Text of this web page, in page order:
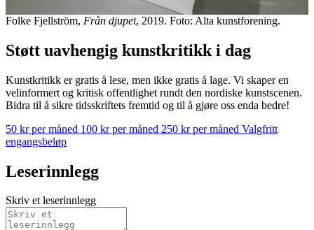
Folke Fjellström, Från djupet, 2019. Foto: Alta kunstforening.
Støtt uavhengig kunstkritikk i dag
Kunstkritikk er gratis å lese, men ikke gratis å lage. Vi skaper en
velinformert og kritisk offentlighet rundt den nordiske kunstscenen.
Bidra til å sikre tidsskriftets fremtid og til å gjøre oss enda bedre!
50 kr per måned 100 kr per måned 250 kr per måned Valgfritt
engangsbeløp
Leserinnlegg
Skriv et leserinnlegg